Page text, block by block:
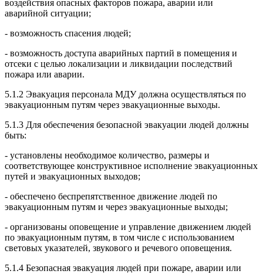
воздействия опасных факторов пожара, аварии или
аварийной ситуации;
- возможность спасения людей;
- возможность доступа аварийных партий в помещения и
отсеки с целью локализации и ликвидации последствий
пожара или аварии.
5.1.2 Эвакуация персонала МДУ должна осуществляться по
эвакуационным путям через эвакуационные выходы.
5.1.3 Для обеспечения безопасной эвакуации людей должны
быть:
- установлены необходимое количество, размеры и
соответствующее конструктивное исполнение эвакуационных
путей и эвакуационных выходов;
- обеспечено беспрепятственное движение людей по
эвакуационным путям и через эвакуационные выходы;
- организованы оповещение и управление движением людей
по эвакуационным путям, в том числе с использованием
световых указателей, звукового и речевого оповещения.
5.1.4 Безопасная эвакуация людей при пожаре, аварии или